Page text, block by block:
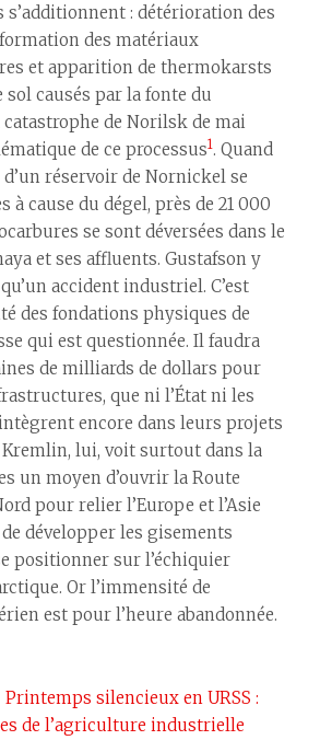
s’additionnent : détérioration des
des matériaux
et apparition de thermokarsts
sol causés par la fonte du
de Norilsk de mai
de ce processus1. Quand
réservoir de Nornickel se
à cause du dégel, près de 21 000
se sont déversées dans le
et ses affluents. Gustafson y
accident industriel. C’est
des fondations physiques de
qui est questionnée. Il faudra
de milliards de dollars pour
que ni l’État ni les
encore dans leurs projets
Kremlin, lui, voit surtout dans la
un moyen d’ouvrir la Route
pour relier l’Europe et l’Asie
développer les gisements
positionner sur l’échiquier
Or l’immensité de
est pour l’heure abandonnée.
Printemps silencieux en URSS :
de l’agriculture industrielle